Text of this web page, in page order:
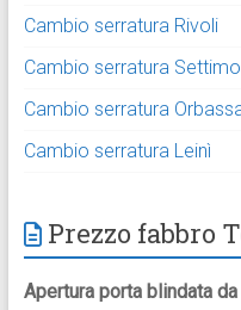
Cambio serratura Rivoli
Cambio serratura
Cambio serratura
Cambio serratura Leinì
Prezzo fabbro
Apertura porta blindata